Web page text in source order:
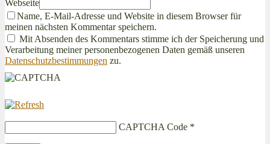
Webseite
Name, E-Mail-Adresse und Website in diesem Browser für
meinen nächsten Kommentar speichern.
Mit Absenden des Kommentars stimme ich der Speicherung und
Verarbeitung meiner personenbezogenen Daten gemäß unseren
Datenschutzbestimmungen zu.
CAPTCHA Code *